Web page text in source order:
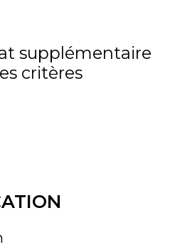
supplémentaire
critères